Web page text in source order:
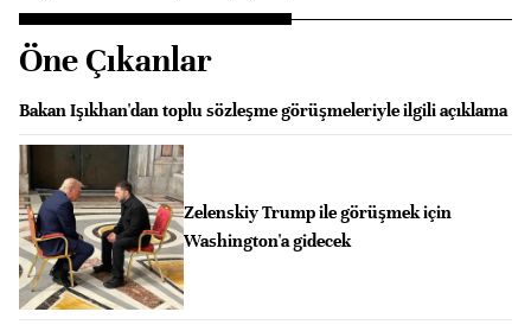
Öne Çıkanlar
Bakan Işıkhan'dan toplu sözleşme görüşmeleriyle ilgili açıklama
Zelenskiy Trump ile görüşmek için
Washington'a gidecek